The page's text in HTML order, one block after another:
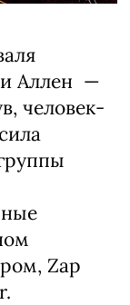
Аллен —
человек-
Zap